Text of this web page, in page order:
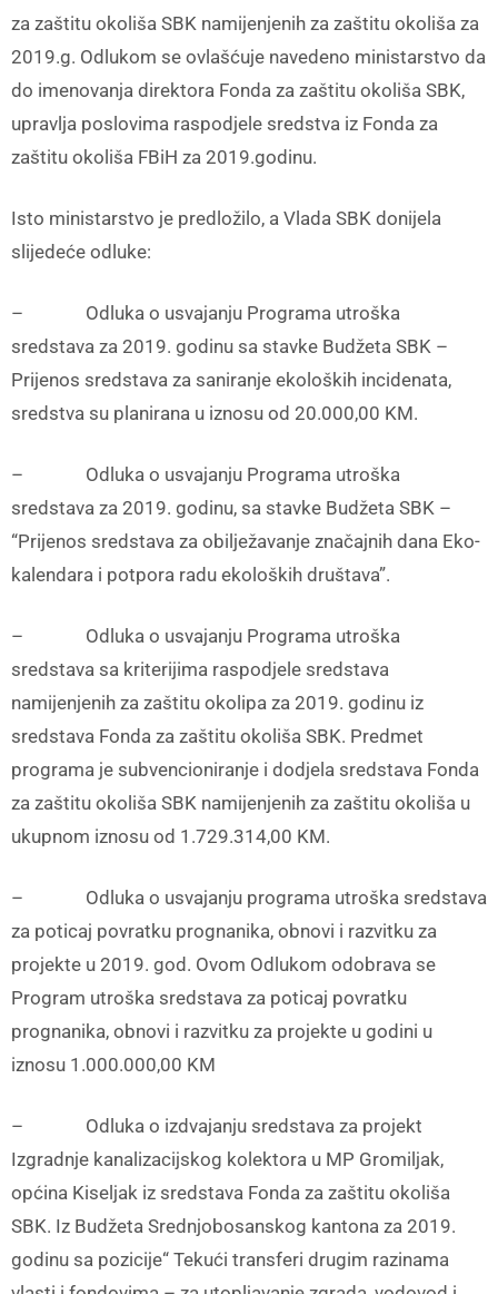
za zaštitu okoliša SBK namijenjenih za zaštitu okoliša za
2019.g. Odlukom se ovlašćuje navedeno ministarstvo da
do imenovanja direktora Fonda za zaštitu okoliša SBK,
upravlja poslovima raspodjele sredstva iz Fonda za
zaštitu okoliša FBiH za 2019.godinu.
Isto ministarstvo je predložilo, a Vlada SBK donijela
slijedeće odluke:
– Odluka o usvajanju Programa utroška
sredstava za 2019. godinu sa stavke Budžeta SBK –
Prijenos sredstava za saniranje ekoloških incidenata,
sredstva su planirana u iznosu od 20.000,00 KM.
– Odluka o usvajanju Programa utroška
sredstava za 2019. godinu, sa stavke Budžeta SBK –
“Prijenos sredstava za obilježavanje značajnih dana Eko-
kalendara i potpora radu ekoloških društava”.
– Odluka o usvajanju Programa utroška
sredstava sa kriterijima raspodjele sredstava
namijenjenih za zaštitu okolipa za 2019. godinu iz
sredstava Fonda za zaštitu okoliša SBK. Predmet
programa je subvencioniranje i dodjela sredstava Fonda
za zaštitu okoliša SBK namijenjenih za zaštitu okoliša u
ukupnom iznosu od 1.729.314,00 KM.
– Odluka o usvajanju programa utroška sredstava
za poticaj povratku prognanika, obnovi i razvitku za
projekte u 2019. god. Ovom Odlukom odobrava se
Program utroška sredstava za poticaj povratku
prognanika, obnovi i razvitku za projekte u godini u
iznosu 1.000.000,00 KM
– Odluka o izdvajanju sredstava za projekt
Izgradnje kanalizacijskog kolektora u MP Gromiljak,
općina Kiseljak iz sredstava Fonda za zaštitu okoliša
SBK. Iz Budžeta Srednjobosanskog kantona za 2019.
godinu sa pozicije“ Tekući transferi drugim razinama